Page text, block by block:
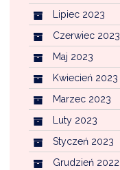
Lipiec 2023
Czerwiec 2023
Maj 2023
Kwiecień 2023
Marzec 2023
Luty 2023
Styczeń 2023
Grudzień 2022